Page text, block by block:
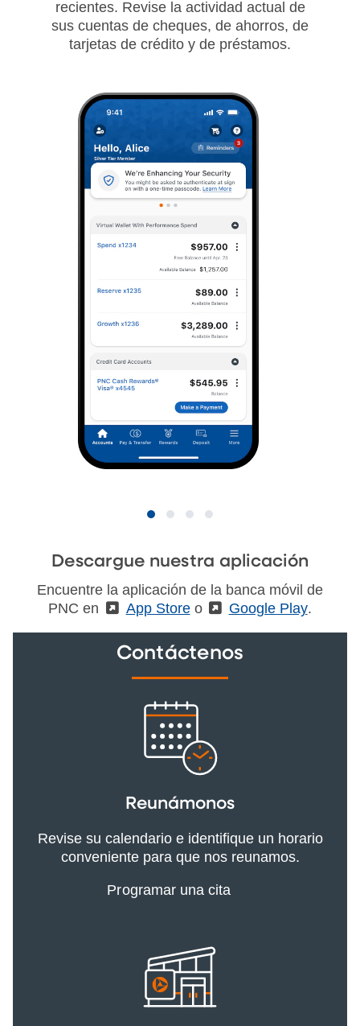
recientes. Revise la actividad actual de
sus cuentas de cheques, de ahorros, de
tarjetas de crédito y de préstamos.
Descargue nuestra aplicación
Encuentre la aplicación de la banca móvil de
PNC en
(External)
App Storeo (External)
Google Play.
Contáctenos
Reunámonos
Revise su calendario e identifique un horario
conveniente para que nos reunamos.
Programar una cita